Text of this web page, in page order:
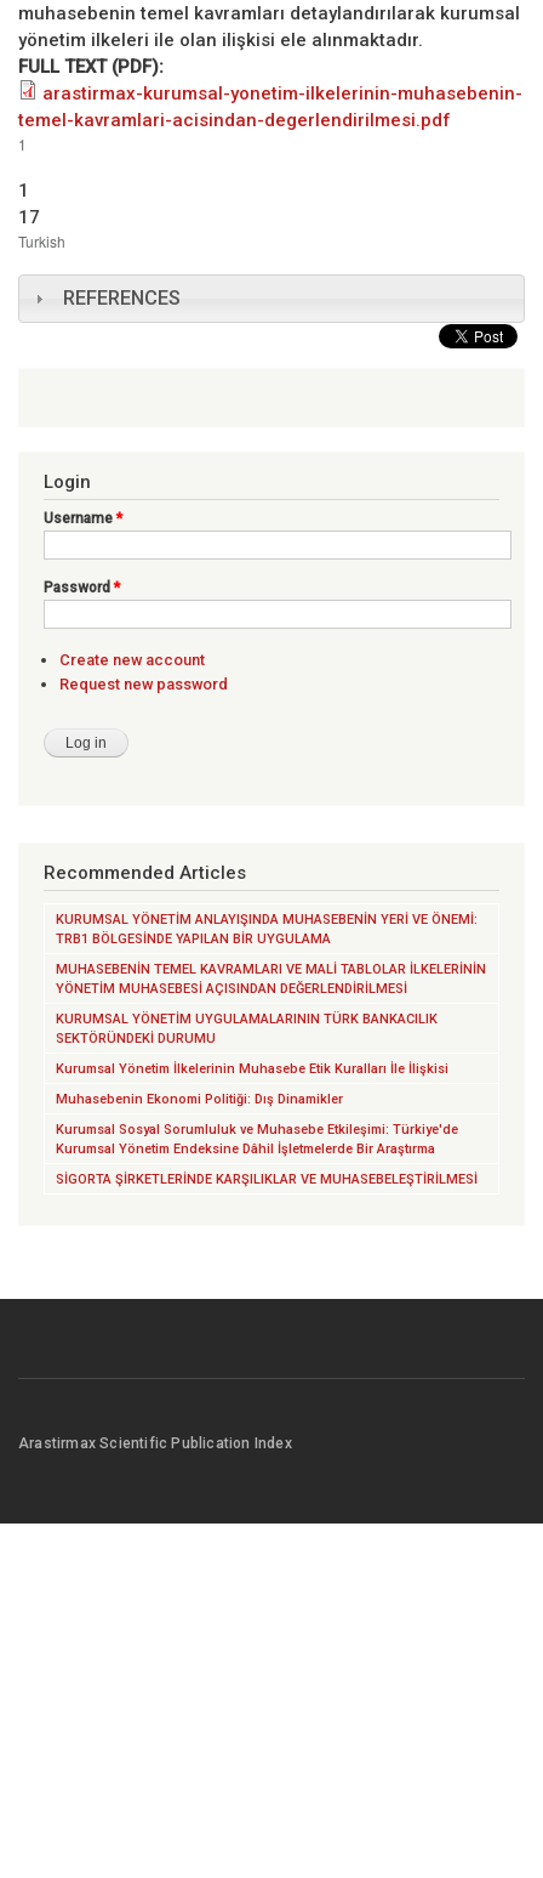
muhasebenin temel kavramları detaylandırılarak kurumsal
yönetim ilkeleri ile olan ilişkisi ele alınmaktadır.
FULL TEXT (PDF):
arastirmax-kurumsal-yonetim-ilkelerinin-muhasebenin-
temel-kavramlari-acisindan-degerlendirilmesi.pdf
1
1
17
Turkish
REFERENCES
Login
Username*
Password*
Create new account
Request new password
Recommended Articles
KURUMSAL YÖNETİM ANLAYIŞINDA MUHASEBENİN YERİ VE ÖNEMİ:
TRB1 BÖLGESİNDE YAPILAN BİR UYGULAMA
MUHASEBENİN TEMEL KAVRAMLARI VE MALİ TABLOLAR İLKELERİNİN
YÖNETİM MUHASEBESİ AÇISINDAN DEĞERLENDİRİLMESİ
KURUMSAL YÖNETİM UYGULAMALARININ TÜRK BANKACILIK
SEKTÖRÜNDEKİ DURUMU
Kurumsal Yönetim İlkelerinin Muhasebe Etik Kuralları İle İlişkisi
Muhasebenin Ekonomi Politiği: Dış Dinamikler
Kurumsal Sosyal Sorumluluk ve Muhasebe Etkileşimi: Türkiye'de
Kurumsal Yönetim Endeksine Dâhil İşletmelerde Bir Araştırma
SİGORTA ŞİRKETLERİNDE KARŞILIKLAR VE MUHASEBELEŞTİRİLMESİ
Arastirmax Scientific Publication Index